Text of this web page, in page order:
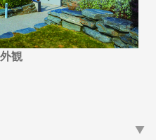
跡
オーロラ
賞
名画鑑賞
楽）・講師同行
観